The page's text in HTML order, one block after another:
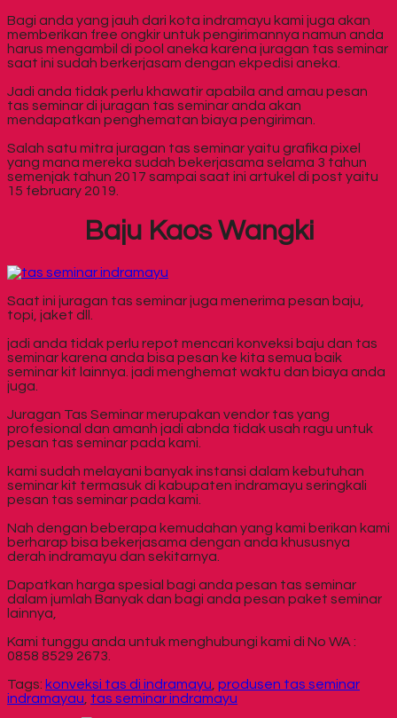
Bagi anda yang jauh dari kota indramayu kami juga akan
memberikan free ongkir untuk pengirimannya namun anda
harus mengambil di pool aneka karena juragan tas seminar
saat ini sudah berkerjasam dengan ekpedisi aneka.
Jadi anda tidak perlu khawatir apabila and amau pesan
tas seminar di juragan tas seminar anda akan
mendapatkan penghematan biaya pengiriman.
Salah satu mitra juragan tas seminar yaitu grafika pixel
yang mana mereka sudah bekerjasama selama 3 tahun
semenjak tahun 2017 sampai saat ini artukel di post yaitu
15 february 2019.
Baju Kaos Wangki
Saat ini juragan tas seminar juga menerima pesan baju,
topi, jaket dll.
jadi anda tidak perlu repot mencari konveksi baju dan tas
seminar karena anda bisa pesan ke kita semua baik
seminar kit lainnya. jadi menghemat waktu dan biaya anda
juga.
Juragan Tas Seminar merupakan vendor tas yang
profesional dan amanh jadi abnda tidak usah ragu untuk
pesan tas seminar pada kami.
kami sudah melayani banyak instansi dalam kebutuhan
seminar kit termasuk di kabupaten indramayu seringkali
pesan tas seminar pada kami.
Nah dengan beberapa kemudahan yang kami berikan kami
berharap bisa bekerjasama dengan anda khususnya
derah indramayu dan sekitarnya.
Dapatkan harga spesial bagi anda pesan tas seminar
dalam jumlah Banyak dan bagi anda pesan paket seminar
lainnya,
Kami tunggu anda untuk menghubungi kami di No WA :
0858 8529 2673.
Tags: konveksi tas di indramayu produsen tas seminar
indramayau tas seminar indramayu